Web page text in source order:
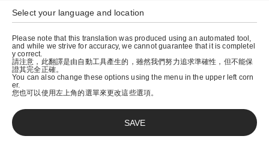
特定商取引法に基づく表示
会社概要
© graniph inc.
Select your language and location
Please note that this translation was produced using an automated tool,
and while we strive for accuracy, we cannot guarantee that it is completel
y correct.
請注意，此翻譯是由自動工具產生的，雖然我們努力追求準確性，但不能保
證其完全正確。
You can also change these options using the menu in the upper left corn
er.
您也可以使用左上角的選單來更改這些選項。
SAVE